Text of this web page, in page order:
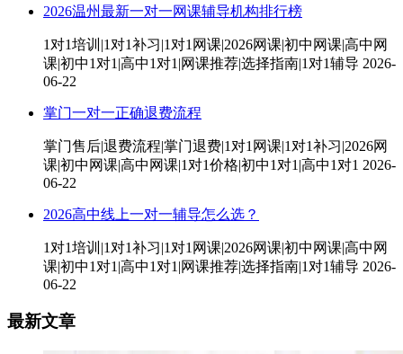
2026温州最新一对一网课辅导机构排行榜
1对1培训|1对1补习|1对1网课|2026网课|初中网课|高中网
课|初中1对1|高中1对1|网课推荐|选择指南|1对1辅导 2026-
06-22
掌门一对一正确退费流程
掌门售后|退费流程|掌门退费|1对1网课|1对1补习|2026网
课|初中网课|高中网课|1对1价格|初中1对1|高中1对1 2026-
06-22
2026高中线上一对一辅导怎么选？
1对1培训|1对1补习|1对1网课|2026网课|初中网课|高中网
课|初中1对1|高中1对1|网课推荐|选择指南|1对1辅导 2026-
06-22
最新文章